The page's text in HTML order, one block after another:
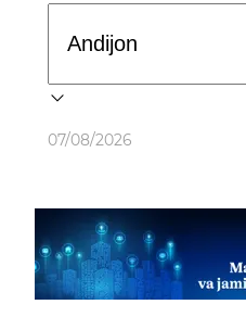
07/08/2026